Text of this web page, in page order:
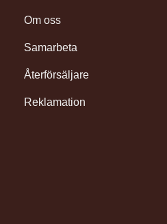
Om oss
Samarbeta
Återförsäljare
Reklamation